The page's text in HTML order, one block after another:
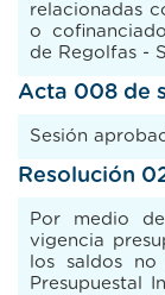
relacionadas
o
de Regolfas -
Acta 008 de
Sesión
Resolución
Por medio
vigencia
los saldos
Presupuestal